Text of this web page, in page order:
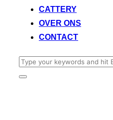
CATTERY
OVER ONS
CONTACT
Search
for:
Toggle